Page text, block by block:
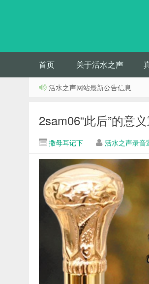
首页 关于活水之声
活水之声网站最新公告信息
2sam06“此后”的意
撒母耳记下 活水之声录音